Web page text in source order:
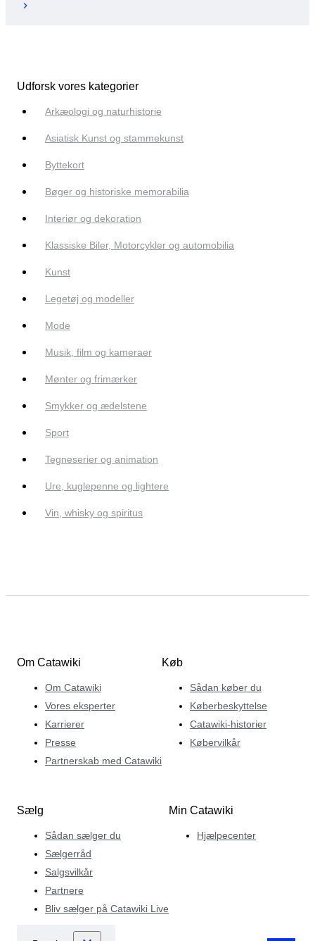
Udforsk vores kategorier
Arkæologi og naturhistorie
Asiatisk Kunst og stammekunst
Byttekort
Bøger og historiske memorabilia
Interiør og dekoration
Klassiske Biler, Motorcykler og automobilia
Kunst
Legetøj og modeller
Mode
Musik, film og kameraer
Mønter og frimærker
Smykker og ædelstene
Sport
Tegneserier og animation
Ure, kuglepenne og lightere
Vin, whisky og spiritus
Om Catawiki
Om Catawiki
Vores eksperter
Karrierer
Presse
Partnerskab med Catawiki
Køb
Sådan køber du
Køberbeskyttelse
Catawiki-historier
Købervilkår
Sælg
Sådan sælger du
Sælgerråd
Salgsvilkår
Partnere
Bliv sælger på Catawiki Live
Min Catawiki
Hjælpecenter